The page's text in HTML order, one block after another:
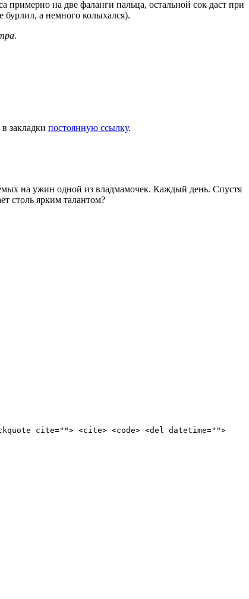
на две фаланги пальца, остальной сок даст при
а немного колыхался).
закладки постоянную ссылку.
на ужин одной из владмамочек. Каждый день. Спустя
столь ярким талантом?
cite=""> <cite> <code> <del datetime="">